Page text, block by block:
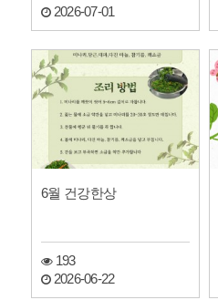
2026-07-01
6월 건강한상
193
2026-06-22